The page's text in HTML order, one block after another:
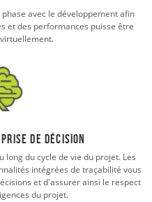
avec le développement afin
et des performances puisse être
de décision
long du cycle de vie du projet. Les
intégrées de traçabilité vous
et d'assurer ainsi le respect
du projet.